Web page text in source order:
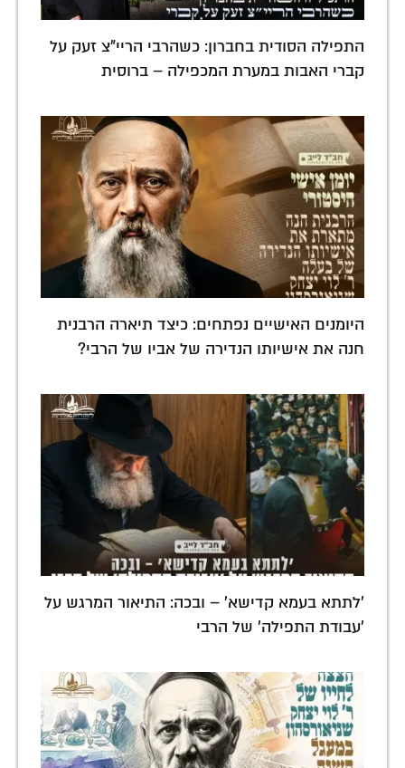
התפילה הסודית בחברון: כשהרבי הריי"צ זעק על
קברי האבות במערת המכפילה – ברוסית
היומנים האישיים נפתחים: כיצד תיארה הרבנית
חנה את אישיותו הנדירה של אביו של הרבי?
'לתתא בעמא קדישא' – ובכה: התיאור המרגש על
'עבודת התפילה' של הרבי